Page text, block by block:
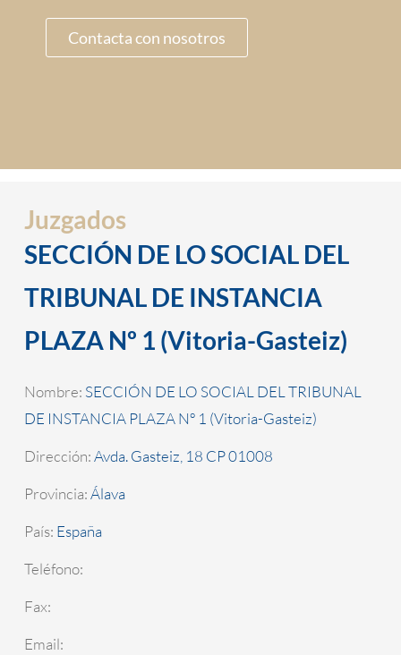
Contacta con nosotros
Juzgados
SECCIÓN DE LO SOCIAL DEL
TRIBUNAL DE INSTANCIA
PLAZA Nº 1 (Vitoria-Gasteiz)
Nombre: SECCIÓN DE LO SOCIAL DEL TRIBUNAL
DE INSTANCIA PLAZA Nº 1 (Vitoria-Gasteiz)
Dirección:Avda. Gasteiz, 18 CP 01008
Provincia:Álava
País: España
Teléfono:
Fax:
Email: